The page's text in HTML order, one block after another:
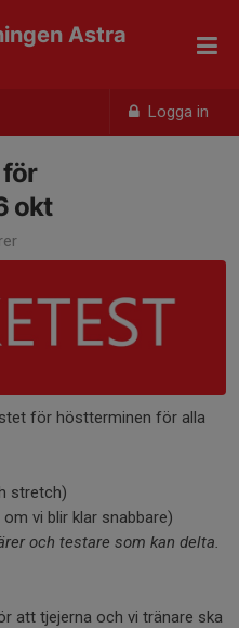
Logga in
Astra
okt
för höstterminen för alla
stretch)
om vi blir klar snabbare)
och testare som kan delta.
att tjejerna och vi tränare ska